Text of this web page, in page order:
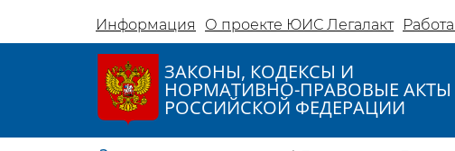
Информация О проекте ЮИС Легалакт
ЗАКОНЫ, КОДЕКСЫ И
НОРМАТИВНО-ПРАВОВЫЕ АКТЫ
РОССИЙСКОЙ ФЕДЕРАЦИИ